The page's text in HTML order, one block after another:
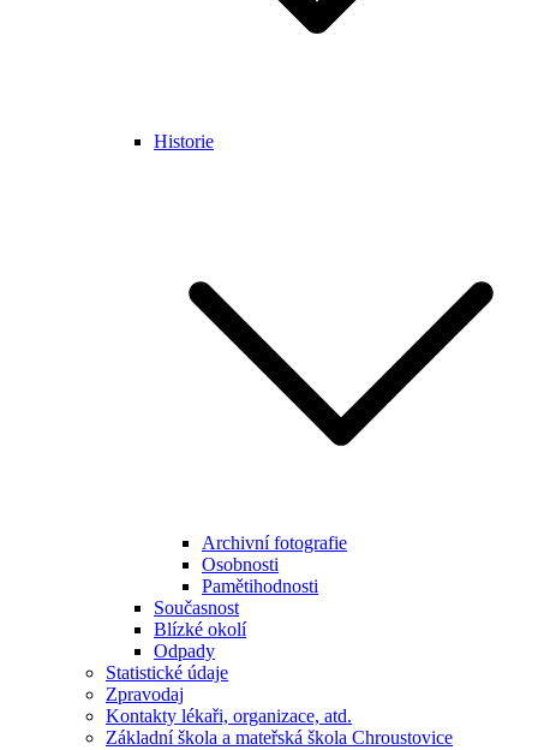
Historie
Archivní fotografie
Osobnosti
Pamětihodnosti
Současnost
Blízké okolí
Odpady
Statistické údaje
Zpravodaj
Kontakty lékaři, organizace, atd.
Základní škola a mateřská škola Chroustovice